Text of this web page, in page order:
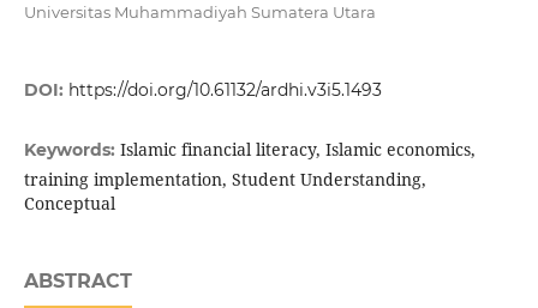
Universitas Muhammadiyah Sumatera Utara
DOI: https://doi.org/10.61132/ardhi.v3i5.1493
Keywords: Islamic financial literacy, Islamic economics,
training implementation, Student Understanding,
Conceptual
ABSTRACT